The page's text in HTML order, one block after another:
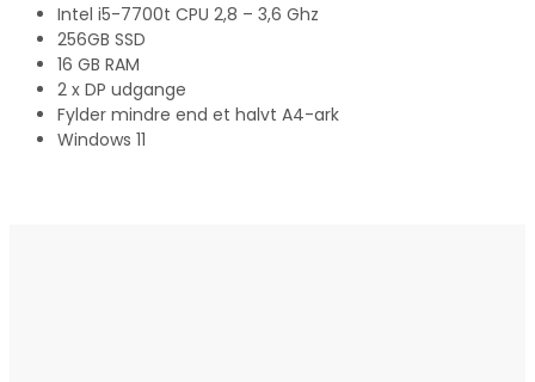
Intel i5-7700t CPU 2,8 – 3,6 Ghz
256GB SSD
16 GB RAM
2 x DP udgange
Fylder mindre end et halvt A4-ark
Windows 11